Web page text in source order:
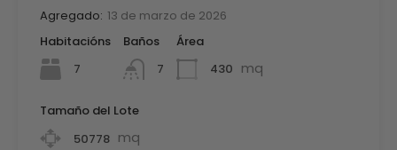
Agregado: 13 de marzo de 2026
Habitacións
7
Baños
7
Área
430 mq
Tamaño del Lote
50778 mq